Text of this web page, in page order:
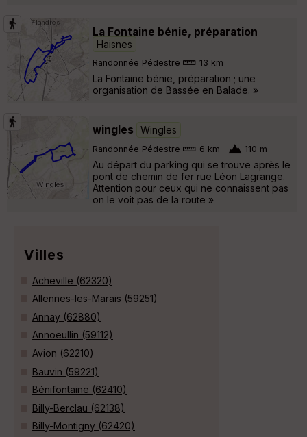
La Fontaine bénie, préparation
Haisnes
Randonnée Pédestre 13 km
La Fontaine bénie, préparation ; une
organisation de Bassée en Balade. »
wingles Wingles
Randonnée Pédestre 6 km 110 m
Au départ du parking qui se trouve après le
pont de chemin de fer rue Léon Lagrange.
Attention pour ceux qui ne connaissent pas
on le voit pas de la route »
Villes
Acheville (62320)
Allennes-les-Marais (59251)
Annay (62880)
Annoeullin (59112)
Avion (62210)
Bauvin (59221)
Bénifontaine (62410)
Billy-Berclau (62138)
Billy-Montigny (62420)